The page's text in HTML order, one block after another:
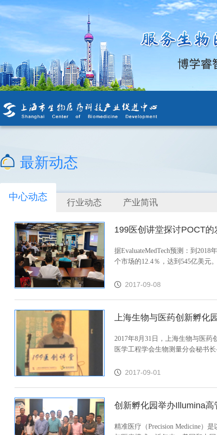
最新动态
中心动态
行业动态 产业简讯
199医创讲堂探讨POCT的
据EvaluateMedTech预测：到
个市场的12.4％，达到545亿美元
2017-09-08
上海生物与医药创新孵化
2017年8月31日，上海生物与医
医学工程学会生物测量分会秘书
2017-09-01
创新孵化园举办Illumina
精准医疗（Precision Medicine）